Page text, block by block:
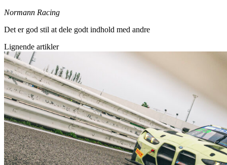
Normann Racing
Det er god stil at dele godt indhold med andre
Lignende artikler